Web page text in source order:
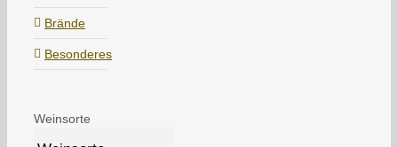
Brände
Besonderes
Weinsorte